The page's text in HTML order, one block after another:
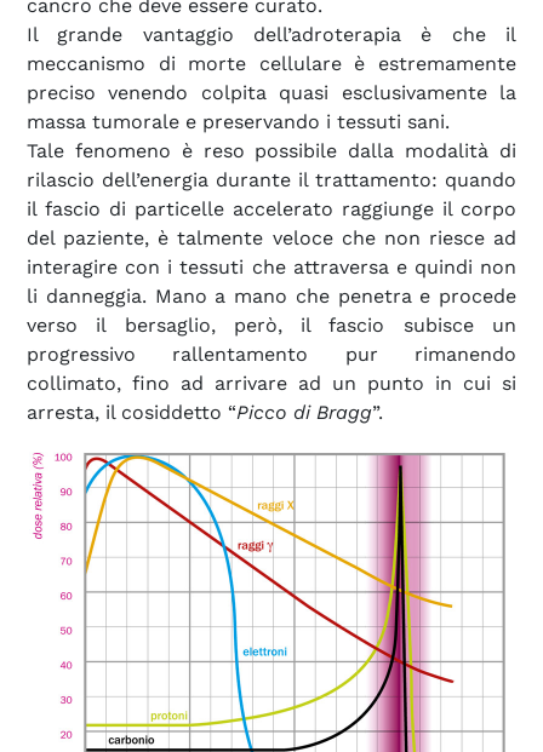
cancro che deve essere curato.
Il grande vantaggio dell’adroterapia è che il
meccanismo di morte cellulare è estremamente
preciso venendo colpita quasi esclusivamente la
massa tumorale e preservando i tessuti sani.
Tale fenomeno è reso possibile dalla modalità di
rilascio dell’energia durante il trattamento: quando
il fascio di particelle accelerato raggiunge il corpo
del paziente, è talmente veloce che non riesce ad
interagire con i tessuti che attraversa e quindi non
li danneggia. Mano a mano che penetra e procede
verso il bersaglio, però, il fascio subisce un
progressivo rallentamento pur rimanendo
collimato, fino ad arrivare ad un punto in cui si
arresta, il cosiddetto “Picco di Bragg”.